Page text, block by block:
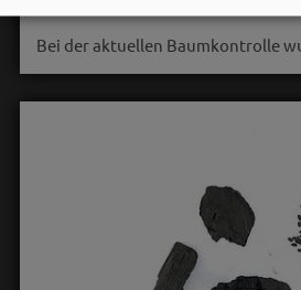
Bei der aktuellen Baumkontrolle